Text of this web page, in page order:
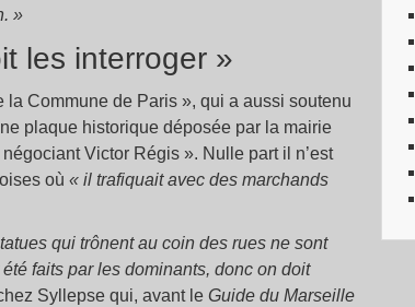
»
les interroger »
Commune de Paris », qui a aussi soutenu
plaque historique déposée par la mairie
Victor Régis ». Nulle part il n’est
où « il trafiquait avec des marchands
qui trônent au coin des rues ne sont
faits par les dominants, donc on doit
Syllepse qui, avant le Guide du Marseille